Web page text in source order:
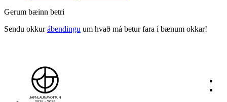
Gerum bæinn betri
Sendu okkurábendingu um hvað má betur fara í bænum okkar!